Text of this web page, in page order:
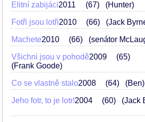
Elitní zabijáci2011 67 (Hunter)
Fotři jsou lotři2010 66 (Jack
Machete2010 66 (senátor
Všichni jsou v pohodě2009
65
(Frank Goode)
Co se vlastně stalo2008 64 (Ben)
Jeho fotr, to je lotr!2004 60 (Jack